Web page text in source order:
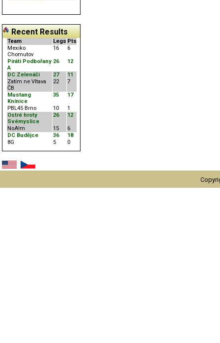
Recent Results
Team Legs Pts
Mexiko
Chomutov
16 6
Piráti Podbořany
A
26 12
DC Zelenáči 27
11
Zatím ne Vltava
ČB
22 7
Mustang
Knínice
35 17
PBL45 Brno 10
1
Ostré hroty
Svémyslice
26 12
NoA!m 15
6
DC Budějce
36
18
8G
5 0